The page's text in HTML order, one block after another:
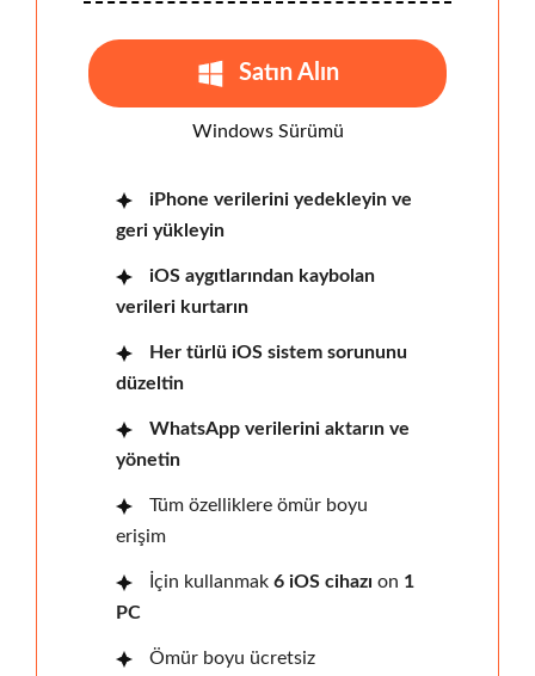
Satın Alın
Windows Sürümü
iPhone verilerini yedekleyin ve
geri yükleyin
iOS aygıtlarından kaybolan
verileri kurtarın
Her türlü iOS sistem sorununu
düzeltin
WhatsApp verilerini aktarın ve
yönetin
Tüm özelliklere ömür boyu
erişim
İçin kullanmak 6 iOS cihazı on 1
PC
Ömür boyu ücretsiz